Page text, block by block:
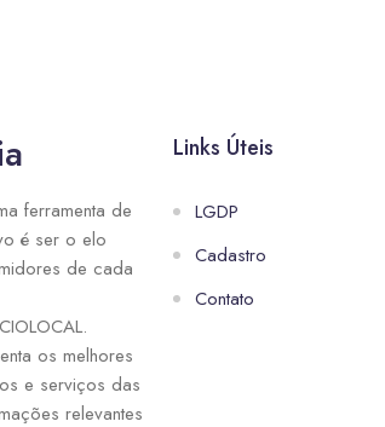
ferramenta de
é ser o elo
de cada
os melhores
e serviços das
relevantes
Links Úteis
LGDP
Cadastro
Contato